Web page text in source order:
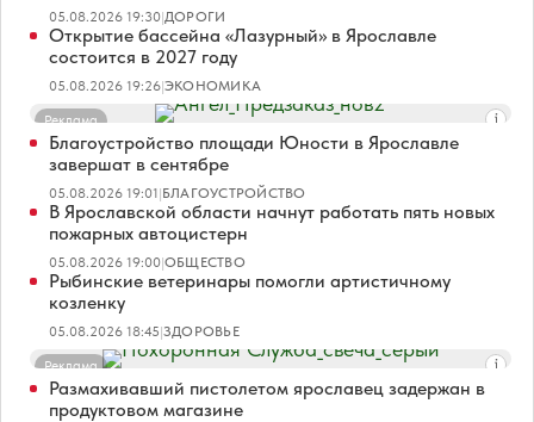
05.08.2026 19:30|ДОРОГИ
Открытие бассейна «Лазурный» в Ярославле
состоится в 2027 году
05.08.2026 19:26|ЭКОНОМИКА
Реклама
Благоустройство площади Юности в Ярославле
завершат в сентябре
05.08.2026 19:01|БЛАГОУСТРОЙСТВО
В Ярославской области начнут работать пять новых
пожарных автоцистерн
05.08.2026 19:00|ОБЩЕСТВО
Рыбинские ветеринары помогли артистичному
козленку
05.08.2026 18:45|ЗДОРОВЬЕ
Реклама
Размахивавший пистолетом ярославец задержан в
продуктовом магазине